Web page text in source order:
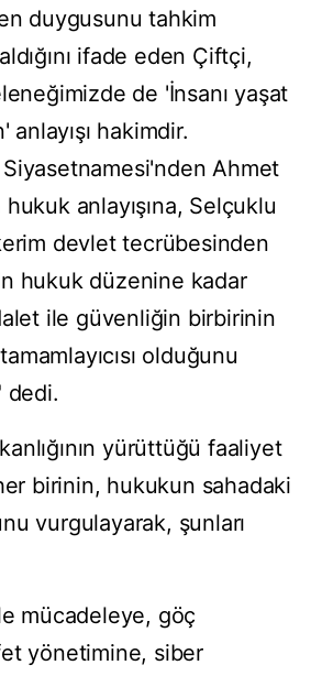
duygusunu tahkim
ifade eden Çiftçi,
de 'İnsanı yaşat
anlayışı hakimdir.
Ahmet
anlayışına, Selçuklu
devlet tecrübesinden
hukuk düzenine kadar
ile güvenliğin birbirinin
olduğunu
dedi.
yürüttüğü faaliyet
birinin, hukukun sahadaki
vurgulayarak, şunları
mücadeleye, göç
yönetimine, siber